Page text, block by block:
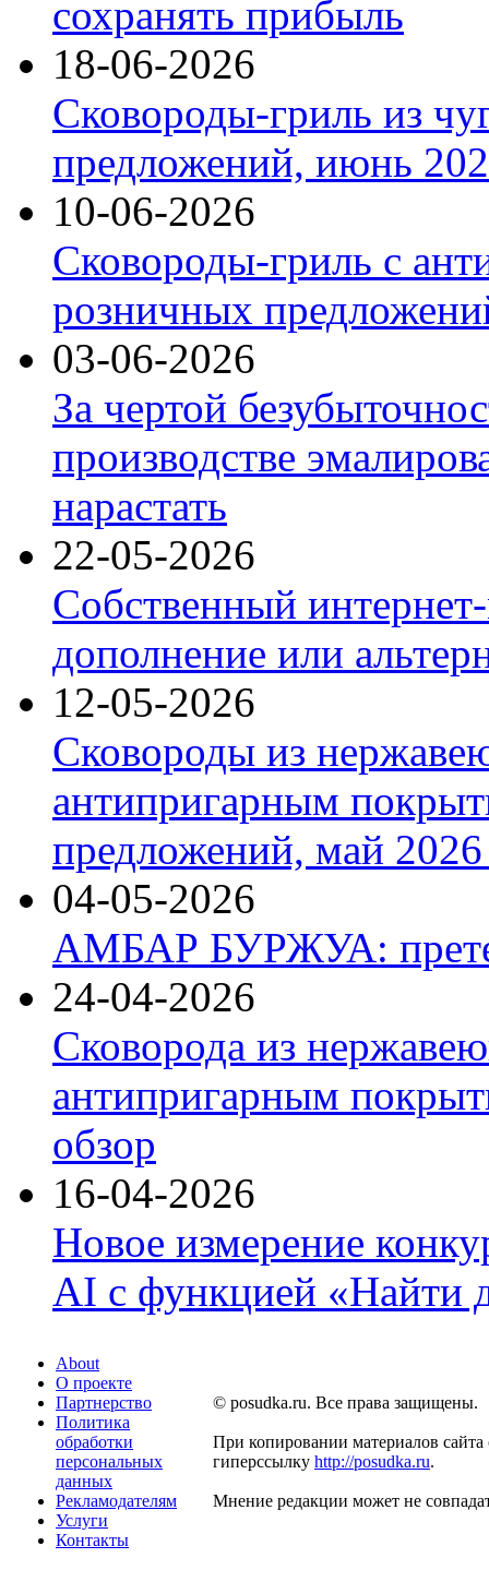
сохранять прибыль
18-06-2026
Сковороды-гриль из
предложений, июнь
10-06-2026
Сковороды-гриль с
розничных
03-06-2026
За чертой
производстве
нарастать
22-05-2026
Собственный
дополнение или
12-05-2026
Сковороды из
антипригарным
предложений, май 2026
04-05-2026
АМБАР БУРЖУА:
24-04-2026
Сковорода из
антипригарным
обзор
16-04-2026
Новое измерение
AI с функцией «Найти
About
О проекте
Партнерство
Политика
обработки
персональных
данных
Рекламодателям
Услуги
Контакты
© posudka.ru. Все права защищены.
При копировании материалов сайта
гиперссылку http://posudka.ru.
Мнение редакции может не